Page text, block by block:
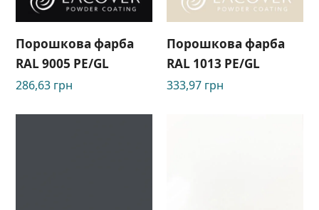
Порошкова фарба
RAL 9005 PE/GL
286,63 грн
Порошкова фарба
RAL 1013 PE/GL
333,97 грн